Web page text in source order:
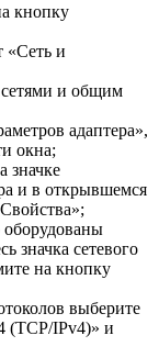
кнопку
«Сеть и
и общим
адаптера»,
окна;
значке
и в открывшемся
значка сетевого
на кнопку
выберите
(TCP/IPv4)» и